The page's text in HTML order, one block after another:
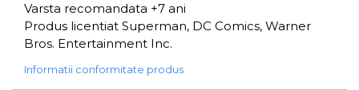
Varsta recomandata +7 ani
Produs licentiat Superman, DC Comics, Warner
Bros. Entertainment Inc.
Informatii conformitate produs